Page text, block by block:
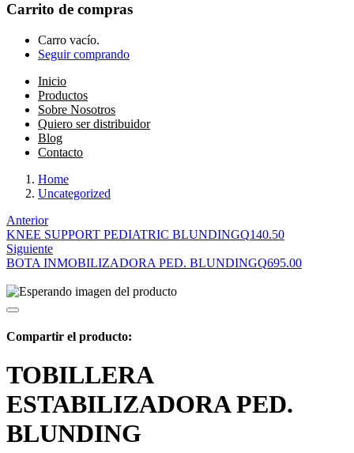
Carrito de compras
Carro vacío.
Seguir comprando
Inicio
Productos
Sobre Nosotros
Quiero ser distribuidor
Blog
Contacto
Home
Uncategorized
Anterior
KNEE SUPPORT PEDIATRIC BLUNDINGQ140.50
Siguiente
BOTA INMOBILIZADORA PED. BLUNDINGQ695.00
Compartir el producto:
TOBILLERA
ESTABILIZADORA PED.
BLUNDING